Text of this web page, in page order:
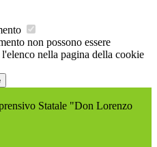
non possono essere
nella pagina della cookie
Statale "Don Lorenzo